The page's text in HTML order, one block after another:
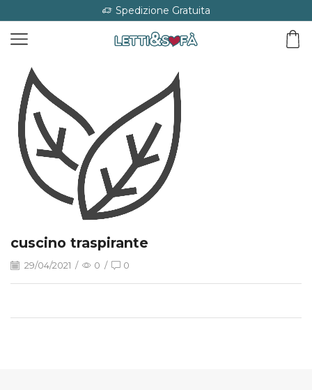
Spedizione Gratuita
cuscino traspirante
29/04/2021 / 0 / 0